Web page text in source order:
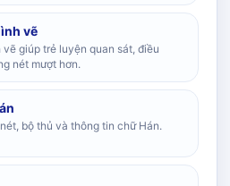
vẽ
vẽ giúp trẻ luyện quan sát, điều
nét mượt hơn.
bộ thủ và thông tin chữ Hán.